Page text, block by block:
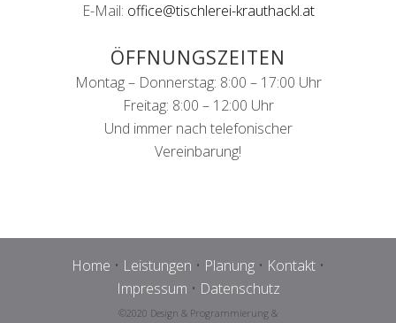
E-Mail: office@tischlerei-krauthackl.at
ÖFFNUNGSZEITEN
Montag – Donnerstag: 8:00 – 17:00 Uhr
Freitag: 8:00 – 12:00 Uhr
Und immer nach telefonischer
Vereinbarung!
Home • Leistungen • Planung • Kontakt •
Impressum • Datenschutz
©2020 Design & Programmierung &